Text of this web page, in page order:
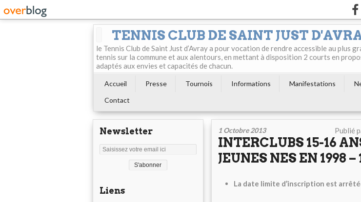
TENNIS CLUB DE SAINT JUST
le Tennis Club de Saint Just d’Avray a pour vocation de rendre accessible au plus
tennis sur la commune et aux alentours, en mettant à disposition 2 courts en
adaptés aux envies et capacités de chacun.
Accueil Presse Tournois Informations Manifestations
Contact
Newsletter
Liens
1 Octobre 2013 Publié
INTERCLUBS 15-16
JEUNES NES EN 1998 –
La date limite d’inscription est